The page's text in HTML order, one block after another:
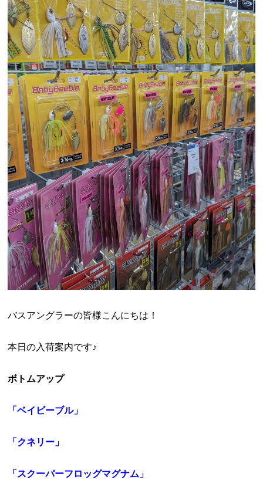
バスアングラーの皆様こんにちは！
本日の入荷案内です♪
ボトムアップ
「ベイビーブル」
「クネリー」
「スクーパーフロッグマグナム」